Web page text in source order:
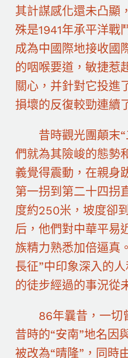
其計謀感化還未凸顯
殊是1941年承平洋戰
成為中國際地接收國
的咽喉要道，敏捷惹
關心，并針對它投進
損壞的反復較勁連續
昔時觀光團顛末
們就為其險峻的態勢
義覺得震動，在親身
第一拐到第二十四拐
度約250米，坡度卻
后，他們對中華平易
族精力熟悉加倍逼真
長征”中印象深入的
的徒步經過的事況從
86年曩昔，一切
昔時的“安南”地名因
被改為“晴隆”，同時